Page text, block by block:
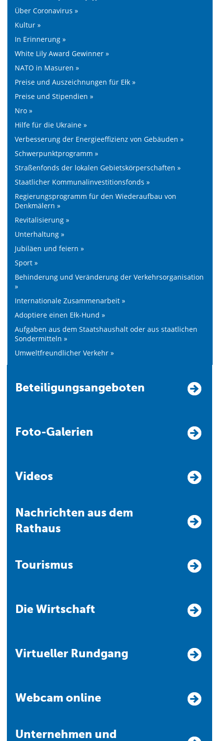
Über Coronavirus »
Kultur »
In Erinnerung »
White Lily Award Gewinner »
NATO in Masuren »
Preise und Auszeichnungen für Ełk »
Preise und Stipendien »
Nro »
Hilfe für die Ukraine »
Verbesserung der Energieeffizienz von Gebäuden »
Schwerpunktprogramm »
Straßenfonds der lokalen Gebietskörperschaften »
Staatlicher Kommunalinvestitionsfonds »
Regierungsprogramm für den Wiederaufbau von
Denkmälern »
Revitalisierung »
Unterhaltung »
Jubiläen und feiern »
Sport »
Behinderung und Veränderung der Verkehrsorganisation
»
Internationale Zusammenarbeit »
Adoptiere einen Ełk-Hund »
Aufgaben aus dem Staatshaushalt oder aus staatlichen
Sondermitteln »
Umweltfreundlicher Verkehr »
Beteiligungsangeboten
Foto-Galerien
Videos
Nachrichten aus dem
Rathaus
Tourismus
Die Wirtschaft
Virtueller Rundgang
Webcam online
Unternehmen und